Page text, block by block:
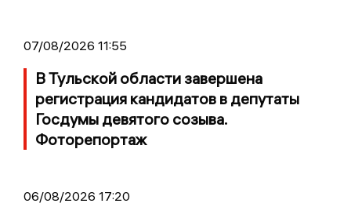
07/08/2026 11:55
В Тульской области завершена
регистрация кандидатов в депутаты
Госдумы девятого созыва.
Фоторепортаж
06/08/2026 17:20